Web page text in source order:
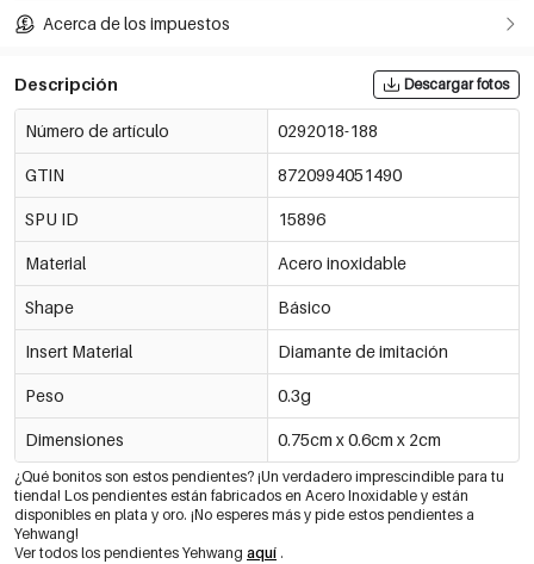
Acerca de los impuestos
Descripción Descargar fotos
Número de artículo 0292018-188
GTIN 8720994051490
SPU ID 15896
Material Acero inoxidable
Shape Básico
Insert Material Diamante de imitación
Peso 0.3g
Dimensiones 0.75cm x 0.6cm x 2cm
¿Qué bonitos son estos pendientes? ¡Un verdadero imprescindible para tu
tienda! Los pendientes están fabricados en Acero Inoxidable y están
disponibles en plata y oro. ¡No esperes más y pide estos pendientes a
Yehwang!
Ver todos los pendientes Yehwang aquí .